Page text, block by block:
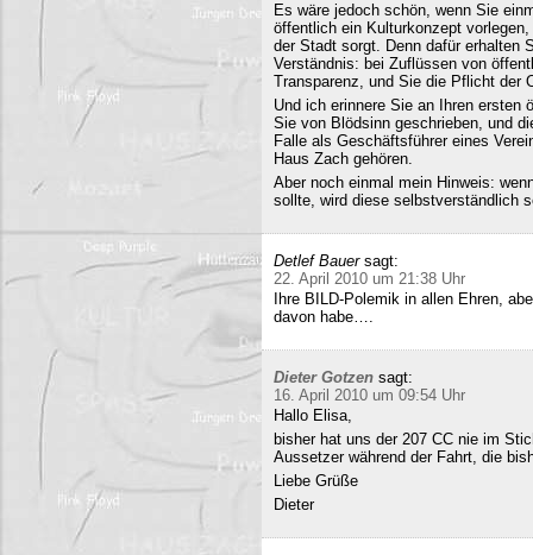
Es wäre jedoch schön, wenn Sie
öffentlich ein Kulturkonzept
der Stadt sorgt. Denn dafür erhalten
Verständnis: bei Zuflüssen von
Transparenz, und Sie die Pflicht der
Und ich erinnere Sie an Ihren ersten
Sie von Blödsinn geschrieben, und
Falle als Geschäftsführer eines
Haus Zach gehören.
Aber noch einmal mein Hinweis:
sollte, wird diese selbstverständlich
Detlef Bauer sagt:
22. April 2010 um 21:38 Uhr
Ihre BILD-Polemik in allen Ehren,
davon habe….
Dieter Gotzen sagt:
16. April 2010 um 09:54 Uhr
Hallo Elisa,
bisher hat uns der 207 CC nie im
Aussetzer während der Fahrt, die
Liebe Grüße
Dieter